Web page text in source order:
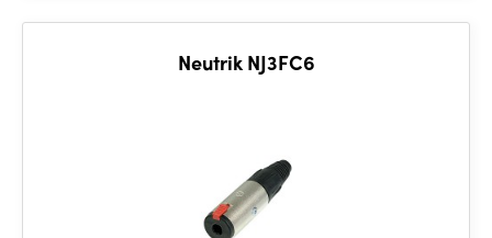
Neutrik NJ3FC6